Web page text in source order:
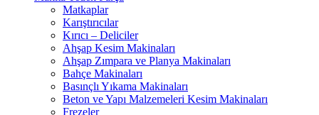
Matkaplar
Karıştırıcılar
Kırıcı – Deliciler
Ahşap Kesim Makinaları
Ahşap Zımpara ve Planya Makinaları
Bahçe Makinaları
Basınçlı Yıkama Makinaları
Beton ve Yapı Malzemeleri Kesim Makinaları
Frezeler